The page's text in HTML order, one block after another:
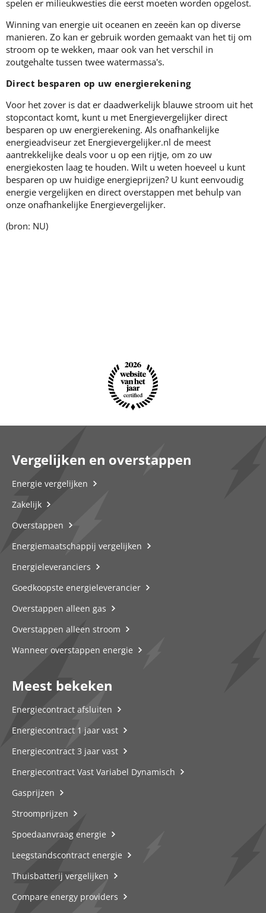
spelen er milieukwesties die eerst moeten worden opgelost.
Winning van energie uit oceanen en zeeën kan op diverse
manieren. Zo kan er gebruik worden gemaakt van het tij om
stroom op te wekken, maar ook van het verschil in
zoutgehalte tussen twee watermassa's.
Direct besparen op uw energierekening
Voor het zover is dat er daadwerkelijk blauwe stroom uit het
stopcontact komt, kunt u met Energievergelijker direct
besparen op uw energierekening. Als onafhankelijke
energieadviseur zet Energievergelijker.nl de meest
aantrekkelijke deals voor u op een rijtje, om zo uw
energiekosten laag te houden. Wilt u weten hoeveel u kunt
besparen op uw huidige energieprijzen? U kunt eenvoudig
energie vergelijken en direct overstappen met behulp van
onze onafhankelijke Energievergelijker.
(bron: NU)
Vergelijken en overstappen
Energie vergelijken
Zakelijk
Overstappen
Energiemaatschappij vergelijken
Energieleveranciers
Goedkoopste energieleverancier
Overstappen alleen gas
Overstappen alleen stroom
Wanneer overstappen energie
Meest bekeken
Energiecontract afsluiten
Energiecontract 1 jaar vast
Energiecontract 3 jaar vast
Energiecontract Vast Variabel Dynamisch
Gasprijzen
Stroomprijzen
Spoedaanvraag energie
Leegstandscontract energie
Thuisbatterij vergelijken
Compare energy providers